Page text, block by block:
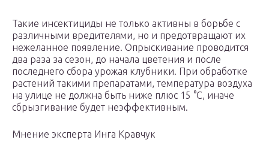
Такие инсектициды не только активны в борьбе с
различными вредителями, но и предотвращают их
нежеланное появление. Опрыскивание проводится
два раза за сезон, до начала цветения и после
последнего сбора урожая клубники. При обработке
растений такими препаратами, температура воздуха
на улице не должна быть ниже плюс 15 °С, иначе
сбрызгивание будет неэффективным.
Мнение эксперта Инга Кравчук